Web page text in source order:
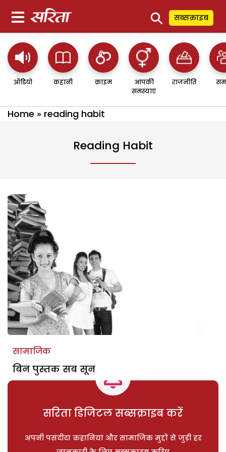
⚲ सब्सक्राइब
ऑडियो कहानी क्राइम
आपकी
समस्याएं
राजनीति
Home » reading habit
Reading Habit
सामाजिक
बिन पुस्तक सब सून
सरिता डिजिटल सब्सक्राइब करें
अपनी पसंदीदा कहानियां और सामाजिक मुद्दों से जुड़ी हर